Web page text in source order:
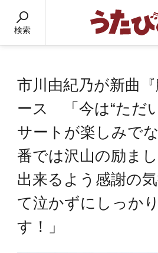
検索
市川由紀乃が新曲
ース 「今は“ただ
サートが楽しみで
番では沢山の励ま
出来るよう感謝の
て泣かずにしっか
す！」